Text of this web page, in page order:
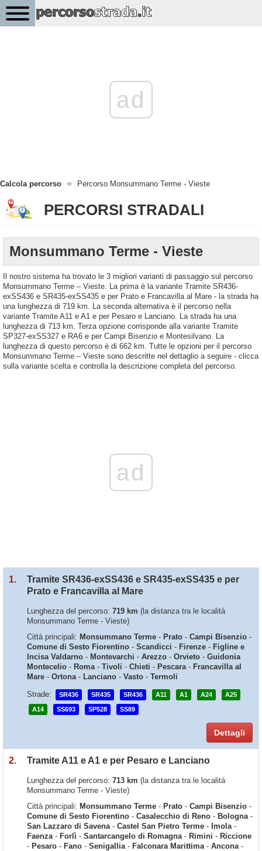
ad
Calcola percorso Percorso Monsummano Terme - Vieste
PERCORSI STRADALI
Monsummano Terme - Vieste
Il nostro sistema ha trovato le 3 migliori varianti di passaggio sul percorso
Monsummano Terme – Vieste. La prima è la variante Tramite SR436-
exSS436 e SR435-exSS435 e per Prato e Francavilla al Mare - la strada ha
una lunghezza di 719 km. La seconda alternativa è il percorso nella
variante Tramite A11 e A1 e per Pesaro e Lanciano. La strada ha una
lunghezza di 713 km. Terza opzione corrisponde alla variante Tramite
SP327-exSS327 e RA6 e per Campi Bisenzio e Montesilvano. La
lunghezza di questo percorso è di 662 km. Tutte le opzioni per il percorso
Monsummano Terme – Vieste sono descritte nel dettaglio a seguire - clicca
sulla variante scelta e controlla la descrizione completa del percorso.
ad
1.
Tramite SR436-exSS436 e SR435-exSS435 e per
Prato e Francavilla al Mare
Lunghezza del percorso: 719 km (la distanza tra le località
Monsummano Terme - Vieste)
Città principali: Monsummano Terme - Prato - Campi Bisenzio -
Comune di Sesto Fiorentino - Scandicci - Firenze - Figline e
Incisa Valdarno - Montevarchi - Arezzo - Orvieto - Guidonia
Montecelio - Roma- Tivoli - Chieti - Pescara- Francavilla al
Mare - Ortona- Lanciano - Vasto - Termoli
Strade:
SR436 SR435 SR436 A11 A1 A24 A25
A14 SS693 SP528 SS89
Dettagli
2. Tramite A11 e A1 e per Pesaro e Lanciano
Lunghezza del percorso: 713 km (la distanza tra le località
Monsummano Terme - Vieste)
Città principali: Monsummano Terme - Prato - Campi Bisenzio -
Comune di Sesto Fiorentino - Casalecchio di Reno - Bologna-
San Lazzaro di Savena- Castel San Pietro Terme - Imola-
Faenza- Forlì - Santarcangelo di Romagna- Rimini - Riccione
- Pesaro - Fano - Senigallia- Falconara Marittima- Ancona-